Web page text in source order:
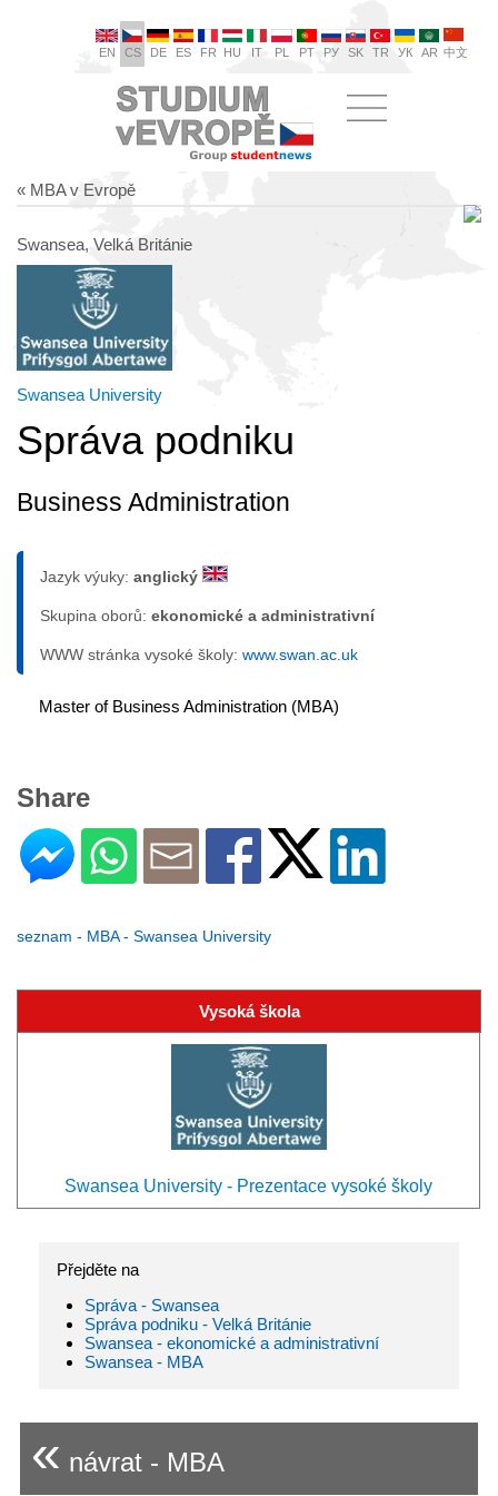
EN CS DE ES FR HU IT PL PT РУ SK TR УК AR 中文
« MBA v Evropě
Swansea, Velká Británie
Swansea University
Správa podniku
Business Administration
Jazyk výuky: anglický
Skupina oborů: ekonomické a administrativní
WWW stránka vysoké školy: www.swan.ac.uk
Master of Business Administration (MBA)
Share
seznam - MBA - Swansea University
Vysoká škola
Swansea University - Prezentace vysoké školy
Přejděte na
Správa - Swansea
Správa podniku - Velká Británie
Swansea - ekonomické a administrativní
Swansea - MBA
« návrat - MBA